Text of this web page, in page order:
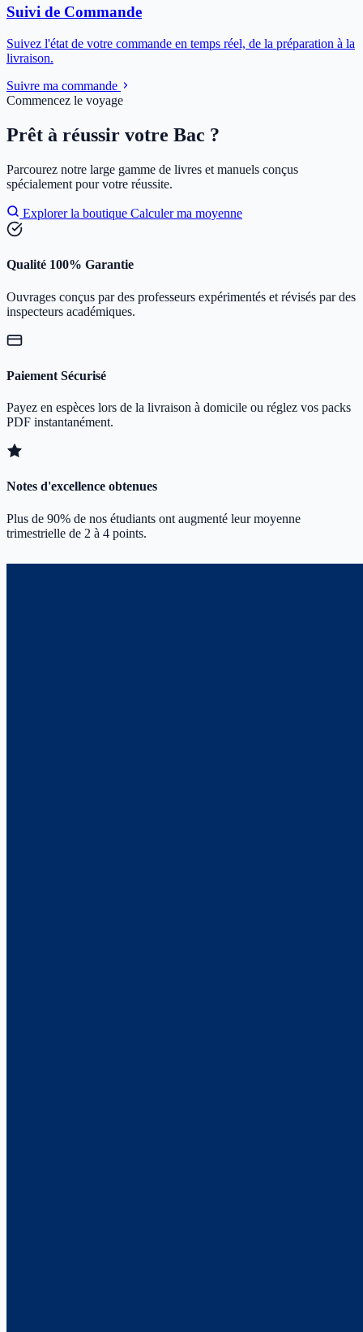
Suivi de Commande
Suivez l'état de votre commande en temps réel, de la préparation à la
livraison.
Suivre ma commande
Commencez le voyage
Prêt à réussir votre Bac ?
Parcourez notre large gamme de livres et manuels conçus
spécialement pour votre réussite.
Explorer la boutique Calculer ma moyenne
Qualité 100% Garantie
Ouvrages conçus par des professeurs expérimentés et révisés par des
inspecteurs académiques.
Paiement Sécurisé
Payez en espèces lors de la livraison à domicile ou réglez vos packs
PDF instantanément.
Notes d'excellence obtenues
Plus de 90% de nos étudiants ont augmenté leur moyenne
trimestrielle de 2 à 4 points.